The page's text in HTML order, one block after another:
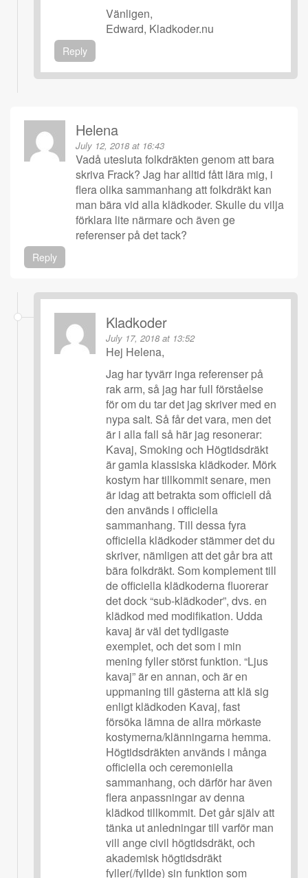
Vänligen,
Edward, Kladkoder.nu
Reply
Helena
July 12, 2018 at 16:43
Vadå utesluta folkdräkten genom att bara
skriva Frack? Jag har alltid fått lära mig, i
flera olika sammanhang att folkdräkt kan
man bära vid alla klädkoder. Skulle du vilja
förklara lite närmare och även ge
referenser på det tack?
Reply
Kladkoder
July 17, 2018 at 13:52
Hej Helena,
Jag har tyvärr inga referenser på
rak arm, så jag har full förståelse
för om du tar det jag skriver med en
nypa salt. Så får det vara, men det
är i alla fall så här jag resonerar:
Kavaj, Smoking och Högtidsdräkt
är gamla klassiska klädkoder. Mörk
kostym har tillkommit senare, men
är idag att betrakta som officiell då
den används i officiella
sammanhang. Till dessa fyra
officiella klädkoder stämmer det du
skriver, nämligen att det går bra att
bära folkdräkt. Som komplement till
de officiella klädkoderna fluorerar
det dock “sub-klädkoder”, dvs. en
klädkod med modifikation. Udda
kavaj är väl det tydligaste
exemplet, och det som i min
mening fyller störst funktion. “Ljus
kavaj” är en annan, och är en
uppmaning till gästerna att klä sig
enligt klädkoden Kavaj, fast
försöka lämna de allra mörkaste
kostymerna/klänningarna hemma.
Högtidsdräkten används i många
officiella och ceremoniella
sammanhang, och därför har även
flera anpassningar av denna
klädkod tillkommit. Det går själv att
tänka ut anledningar till varför man
vill ange civil högtidsdräkt, och
akademisk högtidsdräkt
fyller(/fyllde) sin funktion som